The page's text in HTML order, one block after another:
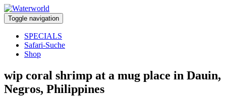
Toggle navigation
SPECIALS
Safari-Suche
Shop
wip coral shrimp at a mug place in Dauin,
Negros, Philippines